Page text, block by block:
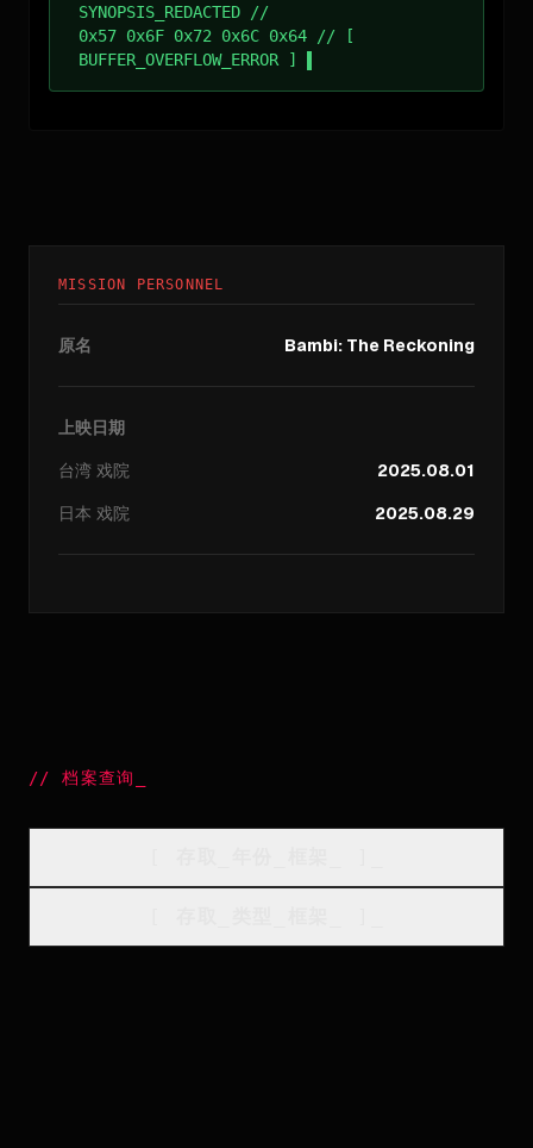
SYNOPSIS_REDACTED //
0x57 0x6F 0x72 0x6C 0x64 // [
BUFFER_OVERFLOW_ERROR ]
MISSION PERSONNEL
原名 Bambi: The Reckoning
上映日期
台湾 戏院
2025.08.01
日本 戏院 2025.08.29
//档案查询